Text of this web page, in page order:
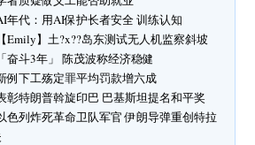
年代：用AI保护长者安全 训练认知
Emily】土?x??岛东测试无人机监察斜坡
奋斗3年」 陈茂波称经济稳健
例下工殇定罪平均罚款增六成
彰特朗普斡旋印巴 巴基斯坦提名和平奖
色列炸死革命卫队军官 伊朗导弹重创特拉